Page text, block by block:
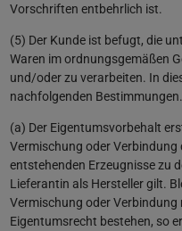
Vorschriften entbehrlich ist.
(5) Der Kunde ist befugt, die
Waren im ordnungsgemäßen
und/oder zu verarbeiten. In
nachfolgenden Bestimmungen.
(a) Der Eigentumsvorbehalt
Vermischung oder Verbindung
entstehenden Erzeugnisse zu
Lieferantin als Hersteller gilt.
Vermischung oder Verbindung
Eigentumsrecht bestehen, so